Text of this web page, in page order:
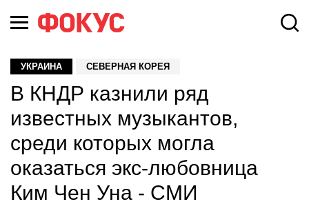
УКРАИНА СЕВЕРНАЯ КОРЕЯ
В КНДР казнили ряд
известных музыкантов,
среди которых могла
оказаться экс-любовница
Ким Чен Уна - СМИ